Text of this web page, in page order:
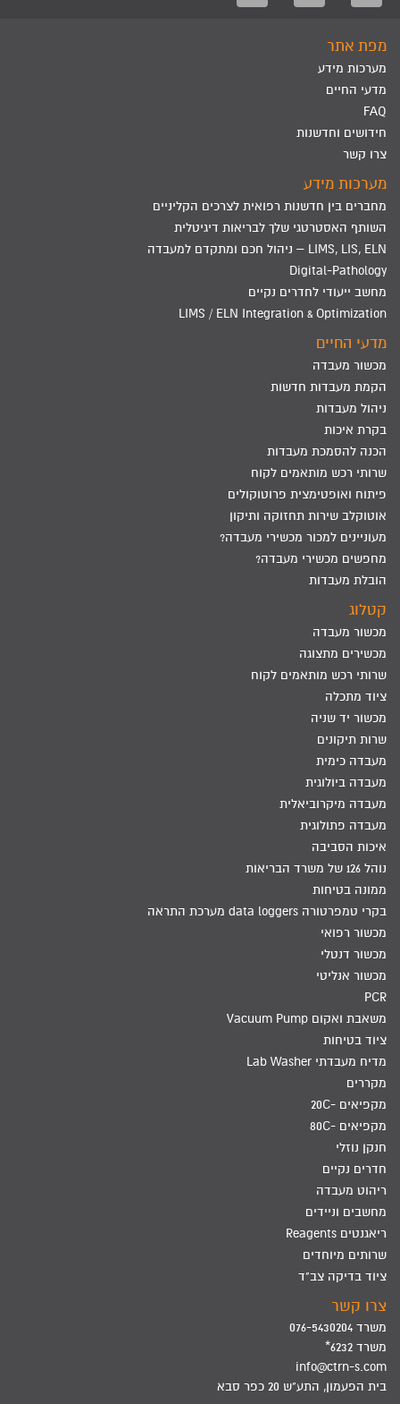
מפת אתר
מערכות מידע
מדעי החיים
FAQ
חידושים וחדשנות
צרו קשר
מערכות מידע
מחברים בין חדשנות רפואית לצרכים הקליניים
השותף האסטרטגי שלך לבריאות דיגיטלית
LIMS, LIS, ELN – ניהול חכם ומתקדם למעבדה
Digital-Pathology
מחשב ייעודי לחדרים נקיים
LIMS / ELN Integration & Optimization
מדעי החיים
מכשור מעבדה
הקמת מעבדות חדשות
ניהול מעבדות
בקרת איכות
הכנה להסמכת מעבדות
שרותי רכש מותאמים לקוח
פיתוח ואופטימצית פרוטוקולים
אוטוקלב שירות תחזוקה ותיקון
מעוניינים למכור מכשירי מעבדה?
מחפשים מכשירי מעבדה?
הובלת מעבדות
קטלוג
מכשור מעבדה
מכשירים מתצוגה
שרותי רכש מותאמים לקוח
ציוד מתכלה
מכשור יד שניה
שרות תיקונים
מעבדה כימית
מעבדה ביולוגית
מעבדה מיקרוביאלית
מעבדה פתולוגית
איכות הסביבה
נוהל 126 של משרד הבריאות
ממונה בטיחות
בקרי טמפרטורה data loggers מערכת התראה
מכשור רפואי
מכשור דנטלי
מכשור אנליטי
PCR
משאבת ואקום Vacuum Pump
ציוד בטיחות
מדיח מעבדתי Lab Washer
מקררים
מקפיאים -20C
מקפיאים -80C
חנקן נוזלי
חדרים נקיים
ריהוט מעבדה
מחשבים וניידים
ריאגנטים Reagents
שרותים מיוחדים
ציוד בדיקה צב"ד
צרו קשר
משרד 076-5430204
משרד 6232*
info@ctrn-s.com
בית הפעמון, התע"ש 20 כפר סבא